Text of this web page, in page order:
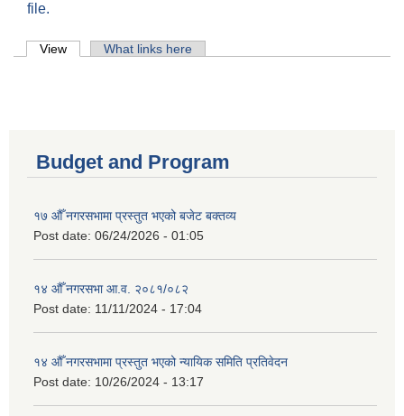
file.
Primary tabs
View (active tab)What links here
Budget and Program
१७ औँ नगरसभामा प्रस्तुत भएको बजेट बक्तव्य
Post date: 06/24/2026 - 01:05
१४ औँ नगरसभा आ.व. २०८१/०८२
Post date: 11/11/2024 - 17:04
१४ औँ नगरसभामा प्रस्तुत भएको न्यायिक समिति प्रतिवेदन
Post date: 10/26/2024 - 13:17